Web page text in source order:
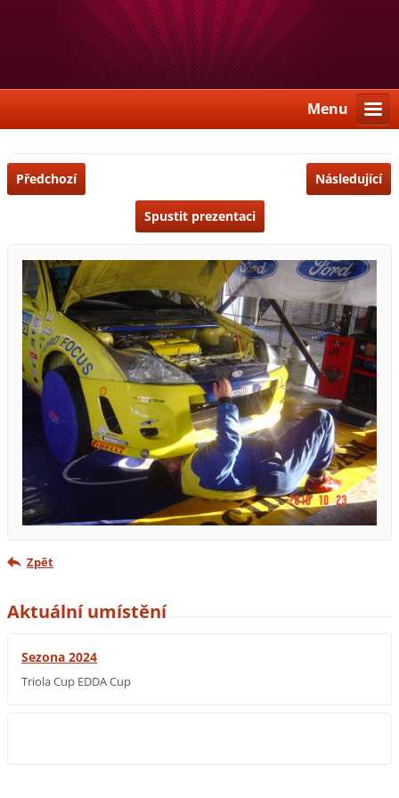
Menu
Předchozí Následující
Spustit prezentaci
Zpět
Aktuální umístění
Sezona 2024
Triola Cup EDDA Cup